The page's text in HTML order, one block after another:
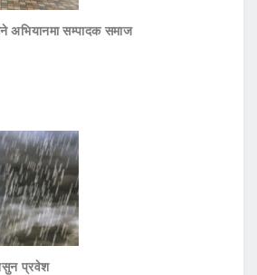
अभियानमा सम्पादक समाज
प्रवेश